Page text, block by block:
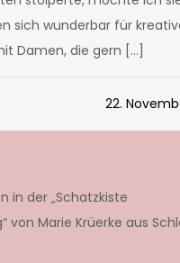
sich wunderbar für
Damen, die gern […]
22.
in der „Schatzkiste
von Marie Krüerke aus